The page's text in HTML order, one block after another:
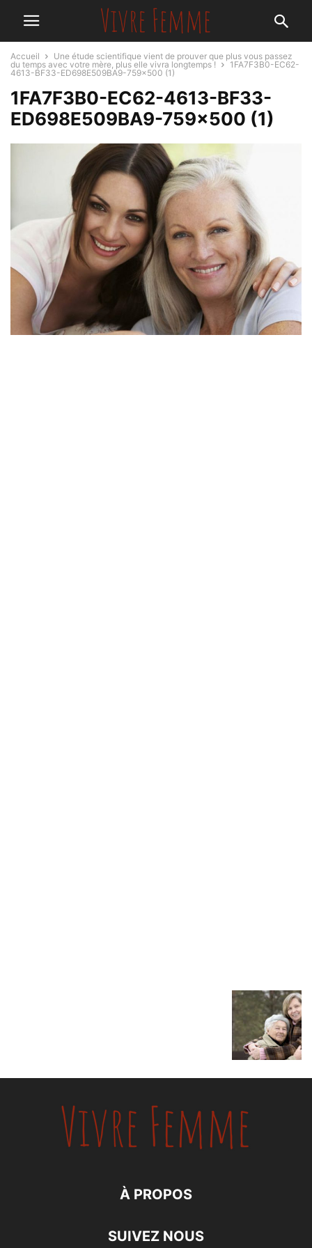
Accueil
Une étude scientifique vient de prouver que plus vous passez
du temps avec votre mère, plus elle vivra longtemps !
1FA7F3B0-EC62-
4613-BF33-ED698E509BA9-759x500 (1)
1FA7F3B0-EC62-4613-BF33-
ED698E509BA9-759×500 (1)
À PROPOS
SUIVEZ NOUS